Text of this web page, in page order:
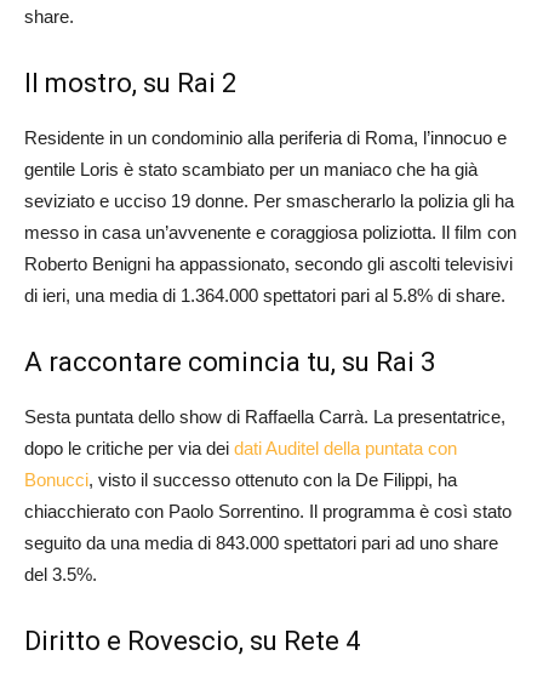
share.
Il mostro, su Rai 2
Residente in un condominio alla periferia di Roma, l’innocuo e
gentile Loris è stato scambiato per un maniaco che ha già
seviziato e ucciso 19 donne. Per smascherarlo la polizia gli ha
messo in casa un’avvenente e coraggiosa poliziotta. Il film con
Roberto Benigni ha appassionato, secondo gli ascolti televisivi
di ieri, una media di 1.364.000 spettatori pari al 5.8% di share.
A raccontare comincia tu, su Rai 3
Sesta puntata dello show di Raffaella Carrà. La presentatrice,
dopo le critiche per via dei dati Auditel della puntata con
Bonucci, visto il successo ottenuto con la De Filippi, ha
chiacchierato con Paolo Sorrentino. Il programma è così stato
seguito da una media di 843.000 spettatori pari ad uno share
del 3.5%.
Diritto e Rovescio, su Rete 4